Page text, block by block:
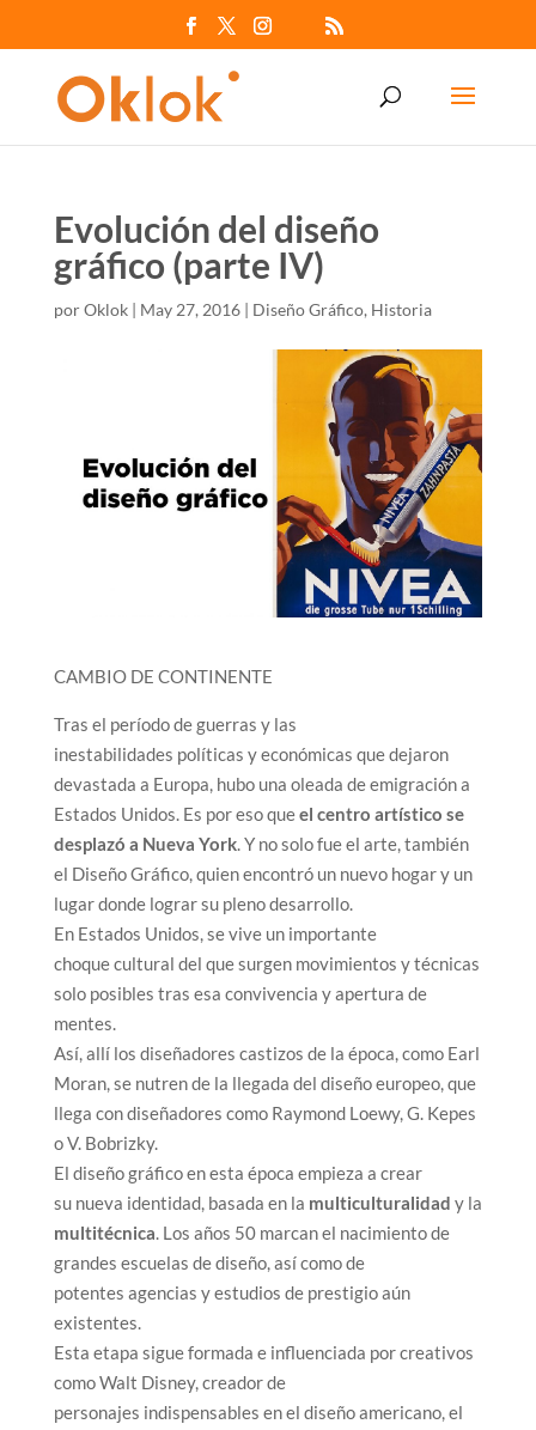
Evolución del diseño
gráfico (parte IV)
porOklok| May 27, 2016| Diseño Gráfico, Historia
CAMBIO DE CONTINENTE
Tras el período de guerras y las
inestabilidades políticas y económicas que dejaron
devastada a Europa, hubo una oleada de emigración a
Estados Unidos. Es por eso queel centro artístico se
desplazó a Nueva York. Y no solo fue el arte, también
el Diseño Gráfico, quien encontró un nuevo hogar y un
lugar donde lograr su pleno desarrollo.
En Estados Unidos, se vive un importante
choque cultural del que surgen movimientos y técnicas
solo posibles tras esa convivencia y apertura de
mentes.
Así, allí los diseñadores castizos de la época, como Earl
Moran, se nutren de la llegada del diseño europeo, que
llega con diseñadores como Raymond Loewy, G. Kepes
o V. Bobrizky.
El diseño gráfico en esta época empieza a crear
su nueva identidad, basada en la multiculturalidad y la
multitécnica. Los años 50 marcan el nacimiento de
grandes escuelas de diseño, así como de
potentes agencias y estudios de prestigio aún
existentes.
Esta etapa sigue formada e influenciada por creativos
como Walt Disney, creador de
personajes indispensables en el diseño americano, el